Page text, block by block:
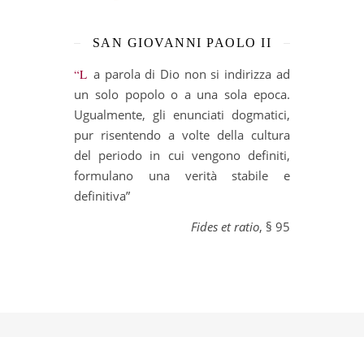
SAN GIOVANNI PAOLO II
“La parola di Dio non si indirizza ad
un solo popolo o a una sola epoca.
Ugualmente, gli enunciati dogmatici,
pur risentendo a volte della cultura
del periodo in cui vengono definiti,
formulano una verità stabile e
definitiva”
Fides et ratio, § 95